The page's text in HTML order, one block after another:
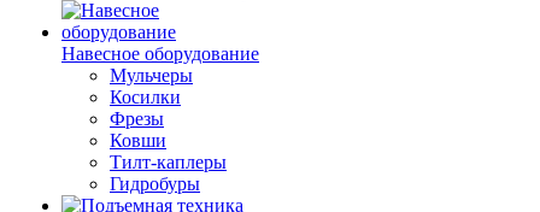
Навесное оборудование
Мульчеры
Косилки
Фрезы
Ковши
Тилт-каплеры
Гидробуры